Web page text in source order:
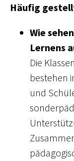
Häufig
Wie
Lernens
Die
bestehen
und